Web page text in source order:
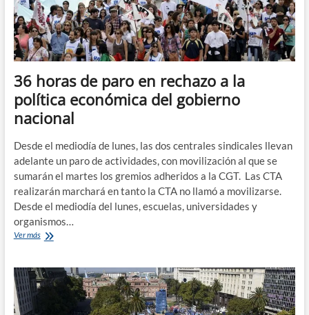
36 horas de paro en rechazo a la
política económica del gobierno
nacional
Desde el mediodía de lunes, las dos centrales sindicales llevan
adelante un paro de actividades, con movilización al que se
sumarán el martes los gremios adheridos a la CGT. Las CTA
realizarán marchará en tanto la CTA no llamó a movilizarse.
Desde el mediodía del lunes, escuelas, universidades y
organismos…
Ver más36
paro
en